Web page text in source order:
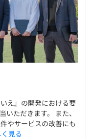
え』の開発における要
ただきます。 また、
やサービスの改善にも
見る